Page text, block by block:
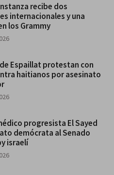
recibe dos
internacionales y una
los Grammy
Espaillat protestan con
haitianos por asesinato
progresista El Sayed
demócrata al Senado
israelí